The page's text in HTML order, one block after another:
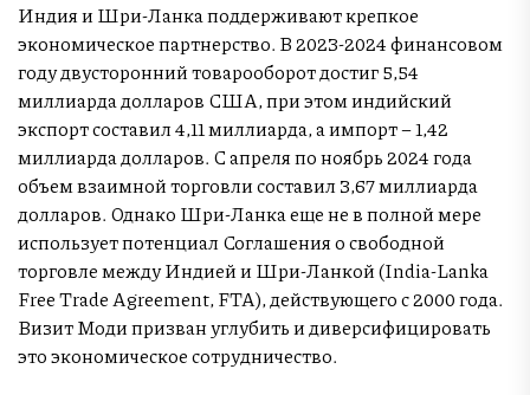
Индия и Шри-Ланка поддерживают крепкое
экономическое партнерство. В 2023-2024 финансовом
году двусторонний товарооборот достиг 5,54
миллиарда долларов США, при этом индийский
экспорт составил 4,11 миллиарда, а импорт – 1,42
миллиарда долларов. С апреля по ноябрь 2024 года
объем взаимной торговли составил 3,67 миллиарда
долларов. Однако Шри-Ланка еще не в полной мере
использует потенциал Соглашения о свободной
торговле между Индией и Шри-Ланкой (India-Lanka
Free Trade Agreement, FTA), действующего с 2000 года.
Визит Моди призван углубить и диверсифицировать
это экономическое сотрудничество.